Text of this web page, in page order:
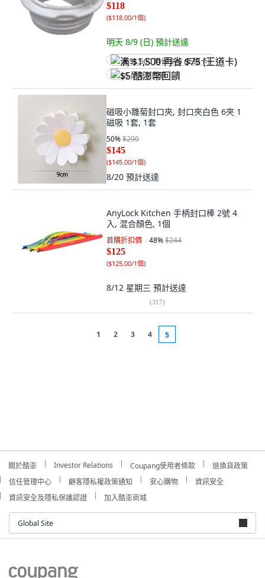
$118
($118.00/1個)
明天 8/9 (日) 預計送達
满 $1,500 再省 $75 (王道卡)
$5 酷澎幣回饋
磁吸小雛菊封口夾, 封口夾白色 6夾 1
磁吸 1套, 1套
50%$290
$145
($145.00/1個)
8/20 預計送達
AnyLock Kitchen 手柄封口棒 2號 4
入, 混合顏色, 1個
首購折扣價 48%$244
$125
($125.00/1個)
8/12 星期三 預計送達
(317)
1 2 3 4 5
關於酷澎 Investor Relations Coupang使用者條款
退換貨政策
信任管理中心
顧客隱私權政策通知 安心購物
資訊安全
資訊安全及隱私保護認證
加入酷澎商城
Global Site